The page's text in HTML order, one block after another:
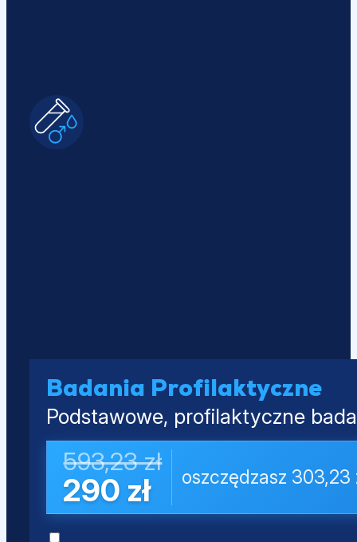
Badania Profilaktyczne
Podstawowe, profilaktyczne
593,23 zł
290 zł oszczędzasz 303,23